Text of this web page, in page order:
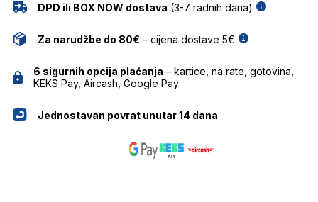
DPD ili BOX NOW dostava (3-7 radnih dana)
Za narudžbe do 80€ – cijena dostave 5€
6 sigurnih opcija plaćanja – kartice, na rate, gotovina,
KEKS Pay, Aircash, Google Pay
Jednostavan povrat unutar 14 dana